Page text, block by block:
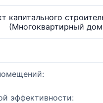
капитального
(Многоквартирный
эффективности: